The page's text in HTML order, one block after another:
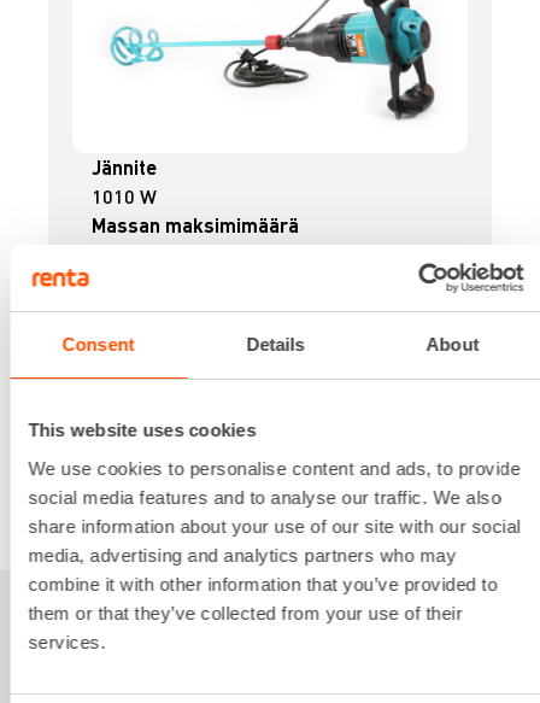
Consent Details About
This website uses cookies
We use cookies to personalise content and ads, to provide
social media features and to analyse our traffic. We also
share information about your use of our site with our social
media, advertising and analytics partners who may
combine it with other information that you’ve provided to
them or that they’ve collected from your use of their
services.
Jännite
1010 W
Massan maksimimäärä
6.8 kg
Ensimmäinen pv / pv
Seuraavat pv ? 13,23 €/ pv
Alv 0 %
VUOKRAA
Sinua saattaisi